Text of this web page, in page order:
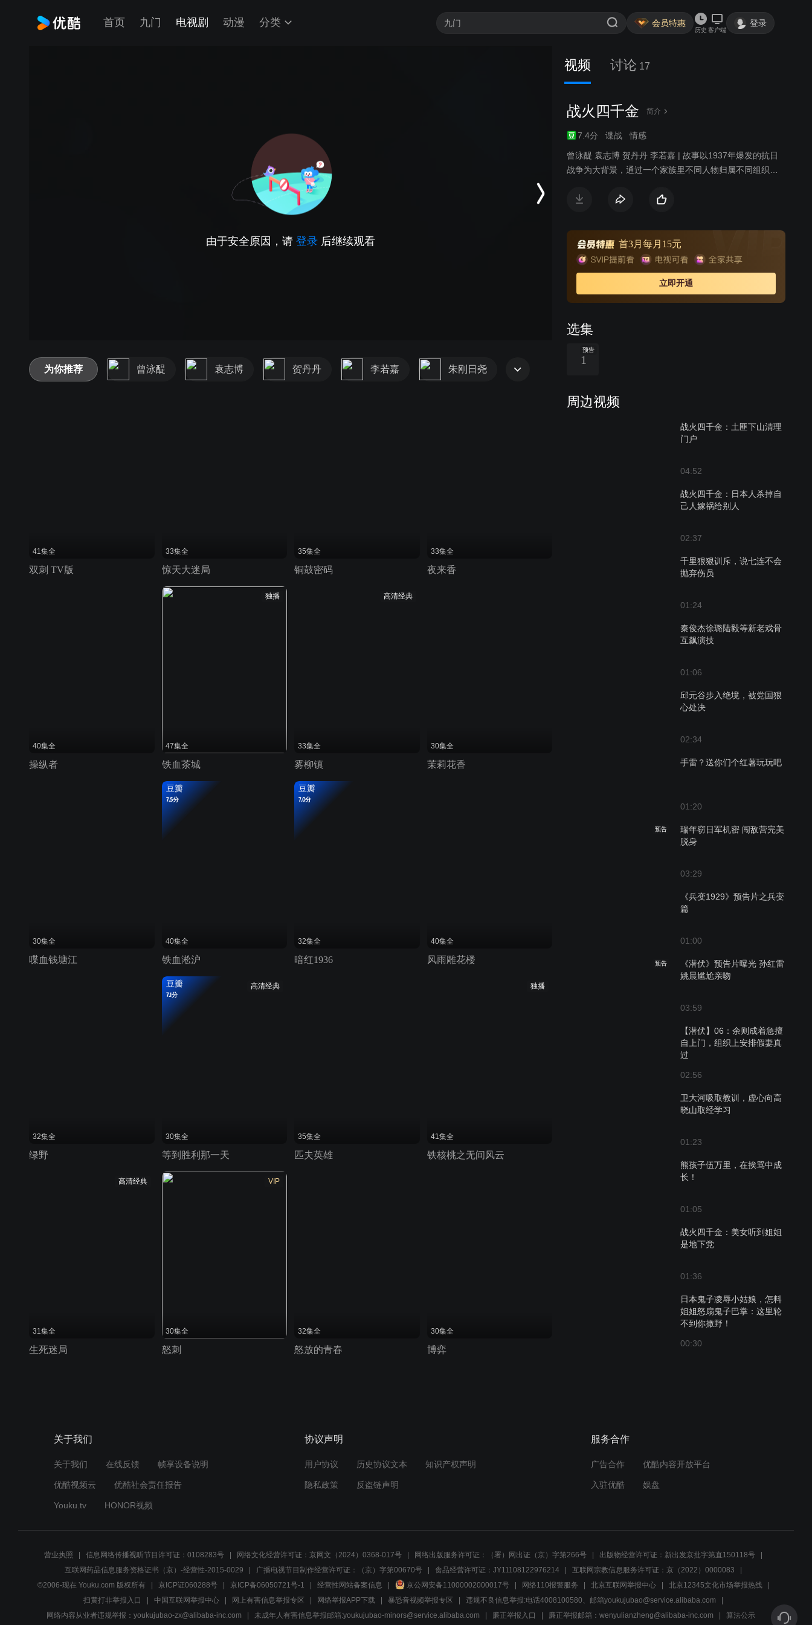
首页 九门 电视剧 动漫 分类 会员特惠
历史 客户端
登录
由于安全原因，请 登录 后继续观看
视频 讨论 17
战火四千金 简介
7.4分 谍战 情感
曾泳醍 袁志博 贺丹丹 李若嘉 | 故事以1937年爆发的抗日
战争为大背景，通过一个家族里不同人物归属不同组织的
结一心，把侵略者赶出中国的壮举。本剧以四姐妹的命运
首3月每月15元
立即开通
选集
预告
1
周边视频
战火四千金：土匪下山清理
门户
04:52
战火四千金：日本人杀掉自
己人嫁祸给别人
02:37
千里狠狠训斥，说七连不会
抛弃伤员
01:24
秦俊杰徐璐陆毅等新老戏骨
互飙演技
01:06
邱元谷步入绝境，被党国狠
心处决
02:34
手雷？送你们个红薯玩玩吧
01:20
预告
瑞年窃日军机密 闯敌营完美
脱身
03:29
《兵变1929》预告片之兵变
篇
01:00
预告
《潜伏》预告片曝光 孙红雷
姚晨尴尬亲吻
03:59
【潜伏】06：余则成着急擅
自上门，组织上安排假妻真
过
02:56
卫大河吸取教训，虚心向高
晓山取经学习
01:23
熊孩子伍万里，在挨骂中成
长！
01:05
战火四千金：美女听到姐姐
是地下党
01:36
日本鬼子凌辱小姑娘，怎料
姐姐怒扇鬼子巴掌：这里轮
不到你撒野！
00:30
战火四千金：鬼子送来药物
救陈家女儿，大家却不知其
中暗藏圈套！
03:03
为你推荐 曾泳醍 袁志博 贺丹丹 李若嘉 朱刚日尧
41集全
双刺 TV版
33集全
惊天大迷局
35集全
铜鼓密码
33集全
夜来香
40集全
操纵者
独播
47集全
铁血茶城
高清经典
33集全
雾柳镇
30集全
茉莉花香
30集全
喋血钱塘江
豆瓣
7.5分
40集全
铁血淞沪
豆瓣
7.0分
32集全
暗红1936
40集全
风雨雕花楼
32集全
绿野
高清经典
豆瓣
7.1分
30集全
等到胜利那一天
35集全
匹夫英雄
独播
41集全
铁核桃之无间风云
高清经典
31集全
生死迷局
VIP
30集全
怒刺
32集全
怒放的青春
30集全
博弈
关于我们
关于我们 在线反馈 帧享设备说明
优酷视频云 优酷社会责任报告
Youku.tv HONOR视频
协议声明
用户协议 历史协议文本 知识产权声明
隐私政策 反盗链声明
服务合作
广告合作 优酷内容开放平台
入驻优酷 娱盘
营业执照 信息网络传播视听节目许可证：0108283号 网络文化经营许可证：京网文（2024）0368-017号 网络出版服务许可证：（署）网出证（京）字第266号
出版物经营许可证：新出发京批字第直150118号
互联网药品信息服务资格证书（京）-经营性-2015-0029
广播电视节目制作经营许可证：（京）字第00670号 食品经营许可证：JY11108122976214
互联网宗教信息服务许可证：京（2022）0000083
©2006-现在 Youku.com 版权所有
京ICP证060288号 京ICP备06050721号-1 经营性网站备案信息 京公网安备11000002000017号 网络110报警服务 北京互联网举报中心
北京12345文化市场举报热线
扫黄打非举报入口
中国互联网举报中心 网上有害信息举报专区 网络举报APP下载 暴恐音视频举报专区
违规不良信息举报:电话4008100580、邮箱youkujubao@service.alibaba.com
网络内容从业者违规举报：youkujubao-zx@alibaba-inc.com
未成年人有害信息举报邮箱:youkujubao-minors@service.alibaba.com 廉正举报入口 廉正举报邮箱：wenyulianzheng@alibaba-inc.com 算法公示